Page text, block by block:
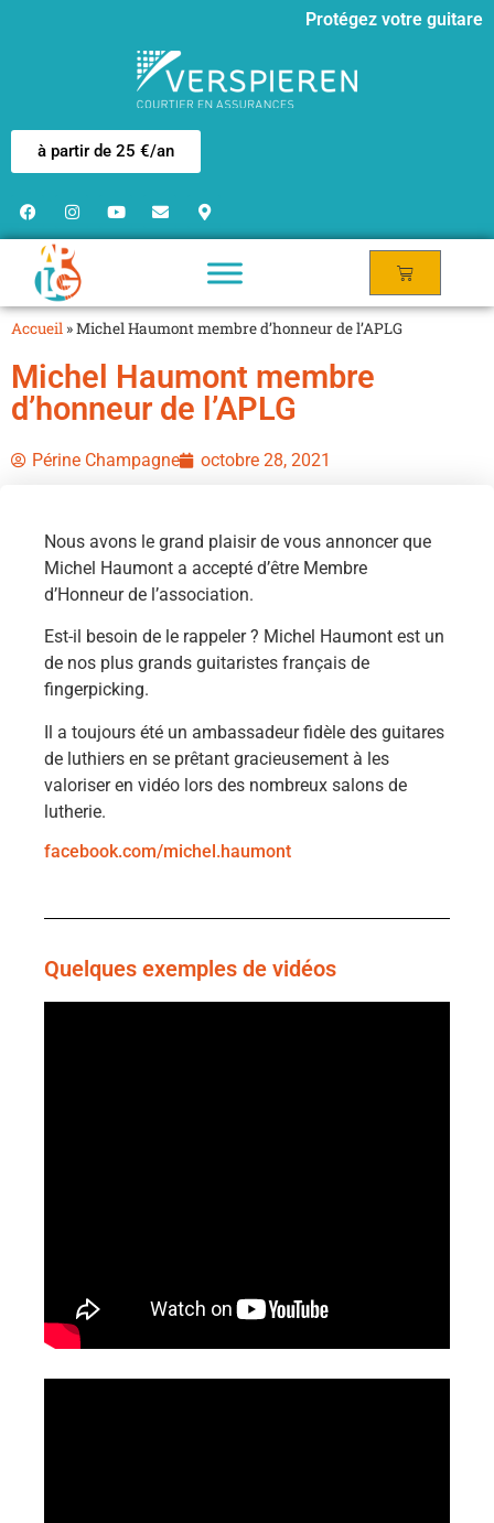
Protégez votre guitare
à partir de 25 €/an
Accueil »Michel Haumont membre d’honneur de l’APLG
Michel Haumont membre
d’honneur de l’APLG
Périne Champagne octobre 28, 2021
Nous avons le grand plaisir de vous annoncer que
Michel Haumont a accepté d’être Membre
d’Honneur de l’association.
Est-il besoin de le rappeler ? Michel Haumont est un
de nos plus grands guitaristes français de
fingerpicking.
Il a toujours été un ambassadeur fidèle des guitares
de luthiers en se prêtant gracieusement à les
valoriser en vidéo lors des nombreux salons de
lutherie.
facebook.com/michel.haumont
Quelques exemples de vidéos